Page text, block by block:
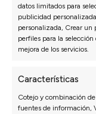
datos limitados para
publicidad
personalizada, Crear un
perfiles para la
mejora de los servicios.
Características
Cotejo y combinación
fuentes de información,
Isabel N.
*** nos
perfecta.